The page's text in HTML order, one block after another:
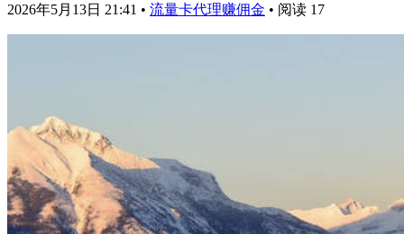
2026年5月13日 21:41 • 流量卡代理赚佣金 • 阅读 17